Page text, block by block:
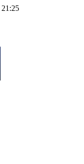
21:25